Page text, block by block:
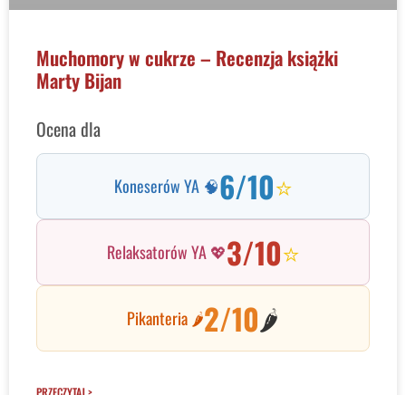
Muchomory w cukrze – Recenzja książki
Marty Bijan
Ocena dla
Koneserów YA 🧠6/10⭐
Relaksatorów YA 💖3/10⭐
Pikanteria 🌶️2/10🌶️
PRZECZYTAJ >